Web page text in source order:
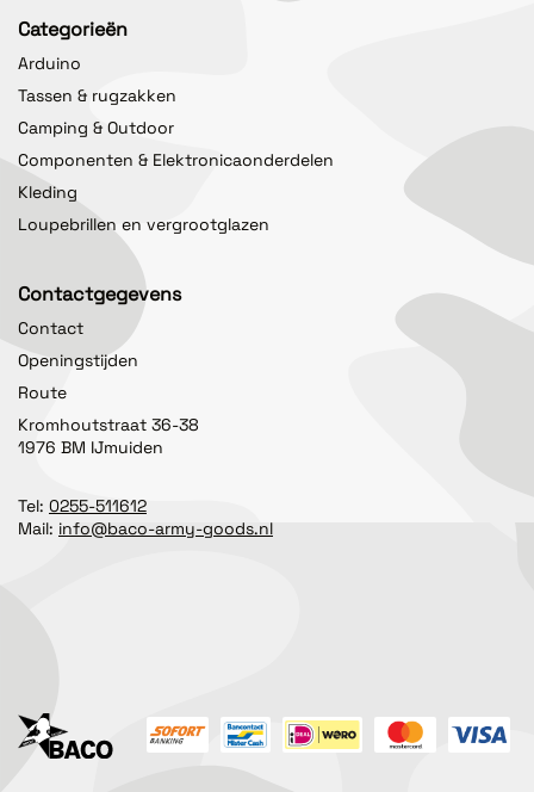
Categorieën
Arduino
Tassen & rugzakken
Camping & Outdoor
Componenten & Elektronicaonderdelen
Kleding
Loupebrillen en vergrootglazen
Contactgegevens
Contact
Openingstijden
Route
Kromhoutstraat 36-38
1976 BM IJmuiden
Tel: 0255-511612
Mail: info@baco-army-goods.nl